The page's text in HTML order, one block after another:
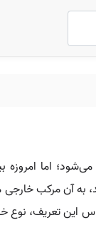
اما
به آن مرکب
تعریف، نوع